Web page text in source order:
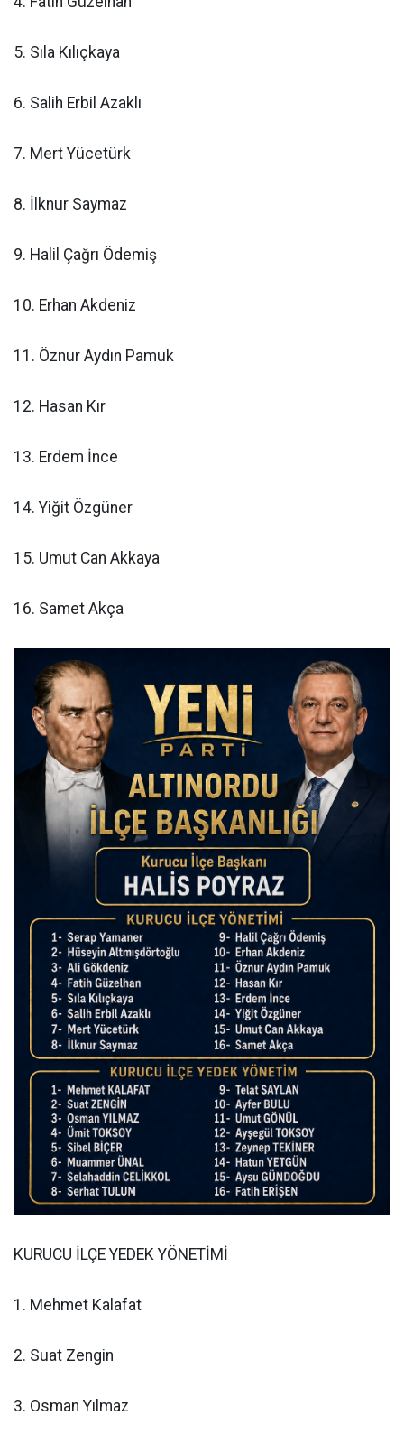
5. Sıla Kılıçkaya
6. Salih Erbil Azaklı
7. Mert Yücetürk
8. İlknur Saymaz
9. Halil Çağrı Ödemiş
10. Erhan Akdeniz
11. Öznur Aydın Pamuk
12. Hasan Kır
13. Erdem İnce
14. Yiğit Özgüner
15. Umut Can Akkaya
16. Samet Akça
KURUCU İLÇE YEDEK YÖNETİMİ
1. Mehmet Kalafat
2. Suat Zengin
3. Osman Yılmaz